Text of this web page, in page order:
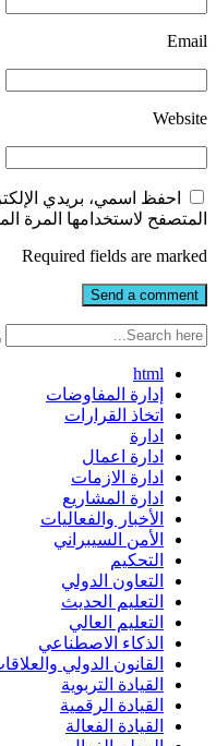
Email
Website
احفظ اسمي، بريدي
المتصفح لاستخدامها المرة
Required fields are marked
html
إدارة المفاوضات
اتخاذ القرارات
ادارة
ادارة اعمال
ادارة الازمات
ادارة المشاريع
الأخبار والفعاليات
الأمن السيبراني
التحكيم
التعاون الدولي
التعليم الحديث
التعليم العالي
الذكاء الاصطناعي
القانون الدولي
القيادة التربوية
القيادة الرقمية
القيادة الفعالة